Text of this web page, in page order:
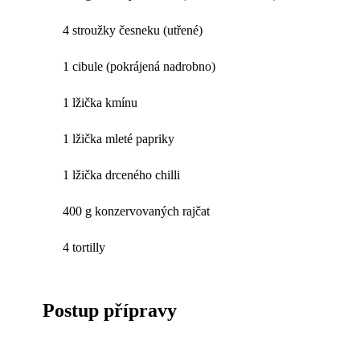
4 stroužky česneku (utřené)
1 cibule (pokrájená nadrobno)
1 lžička kmínu
1 lžička mleté papriky
1 lžička drceného chilli
400 g konzervovaných rajčat
4 tortilly
Postup přípravy